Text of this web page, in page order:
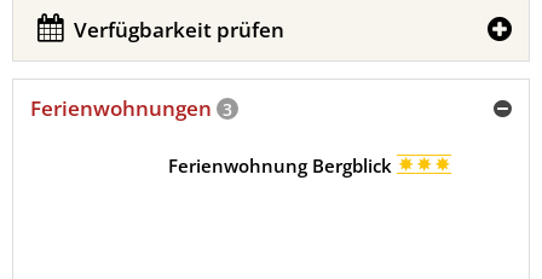
Verfügbarkeit prüfen
Ferienwohnungen 3
Ferienwohnung Bergblick